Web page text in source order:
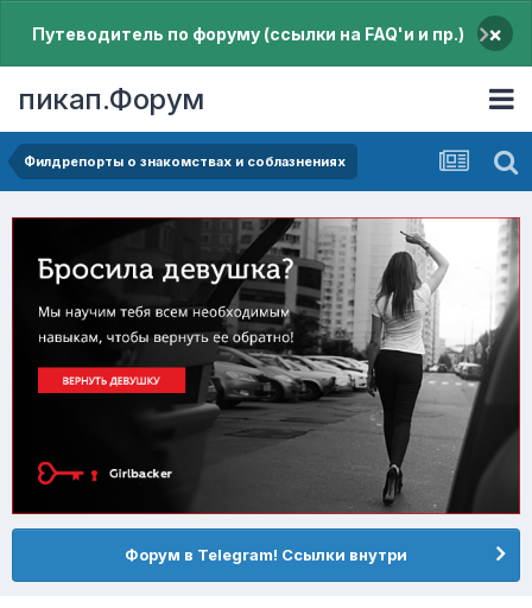
Путеводитель по форуму (ссылки на FAQ'и и пр.) ×
пикап.Форум
Филдрепорты о знакомствах и соблазнениях
Форум в Telegram! Ссылки внутри